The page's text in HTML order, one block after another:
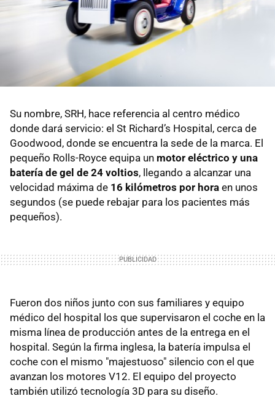
Su nombre, SRH, hace referencia al centro médico
donde dará servicio: el St Richard’s Hospital, cerca de
Goodwood, donde se encuentra la sede de la marca. El
pequeño Rolls-Royce equipa un motor eléctrico y una
batería de gel de 24 voltios, llegando a alcanzar una
velocidad máxima de 16 kilómetros por hora en unos
segundos (se puede rebajar para los pacientes más
pequeños).
Fueron dos niños junto con sus familiares y equipo
médico del hospital los que supervisaron el coche en la
misma línea de producción antes de la entrega en el
hospital. Según la firma inglesa, la batería impulsa el
coche con el mismo "majestuoso" silencio con el que
avanzan los motores V12. El equipo del proyecto
también utilizó tecnología 3D para su diseño.